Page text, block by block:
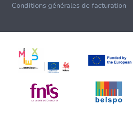
Conditions générales de facturation